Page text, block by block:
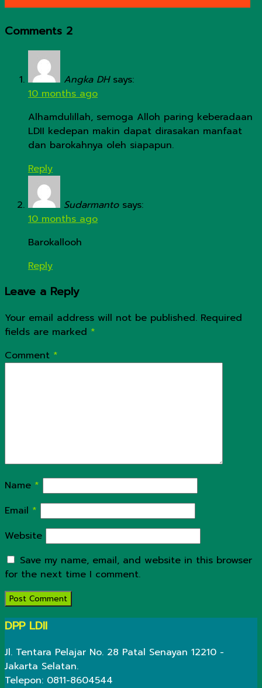
Comments 2
Angka DH says:
10 months ago
Alhamdulillah, semoga Alloh paring keberadaan
LDII kedepan makin dapat dirasakan manfaat
dan barokahnya oleh siapapun.
Reply
Sudarmanto says:
10 months ago
Barokallooh
Reply
Leave a Reply
Your email address will not be published. Required
fields are marked *
Comment *
Name *
Email *
Website
Save my name, email, and website in this browser
for the next time I comment.
DPP LDII
Jl. Tentara Pelajar No. 28 Patal Senayan 12210 -
Jakarta Selatan.
Telepon: 0811-8604544